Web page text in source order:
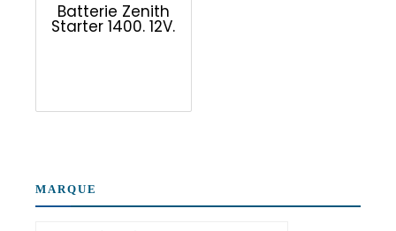
Batterie Zenith
Starter 1400. 12V.
MARQUE